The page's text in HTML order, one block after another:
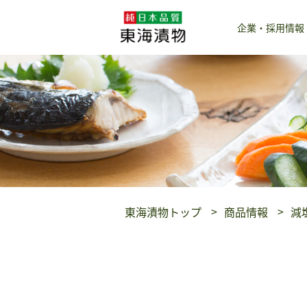
企業・採用情報
東海漬物トップ 商品情報 減